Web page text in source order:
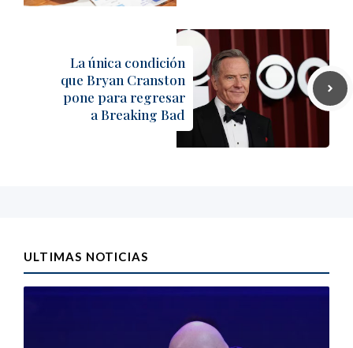
La única condición
que Bryan Cranston
pone para regresar
a Breaking Bad
ULTIMAS NOTICIAS